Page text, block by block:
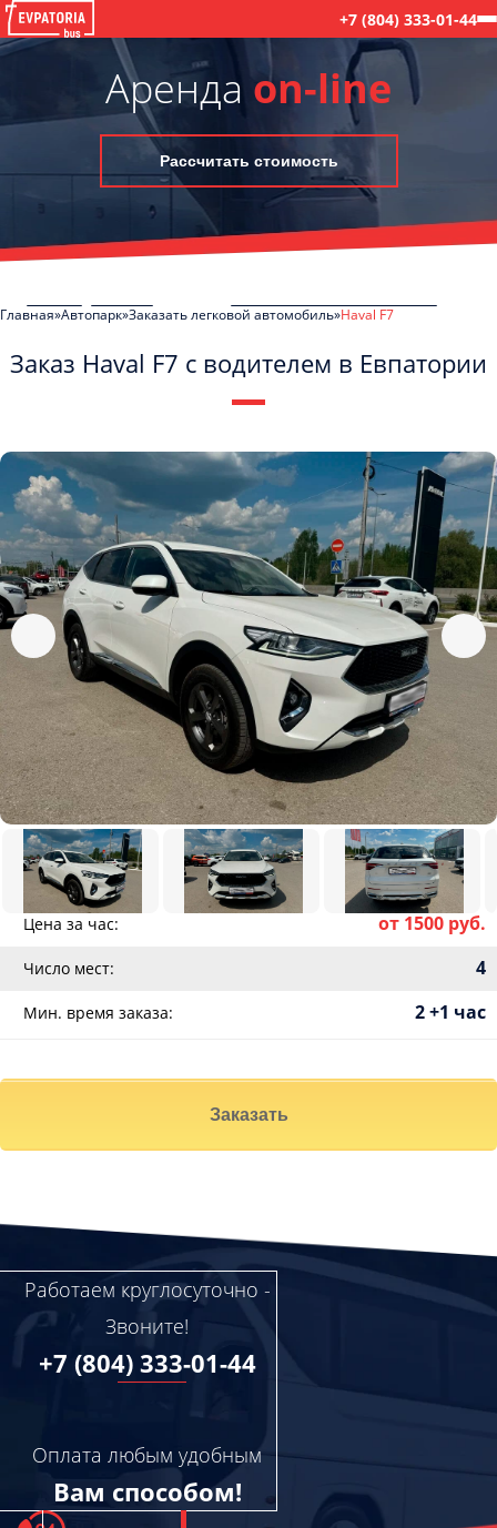
+7 (804) 333-01-44
Аренда on-line
Рассчитать стоимость
Главная Автопарк Заказать легковой автомобиль Haval F7
Заказ Haval F7 с водителем в Евпатории
Цена за час: от 1500 руб.
Число мест: 4
Мин. время заказа: 2 +1 час
Заказать
Работаем круглосуточно -
Звоните!
+7 (804) 333-01-44
Оплата любым удобным
Вам способом!
обработку моих Персональных данных